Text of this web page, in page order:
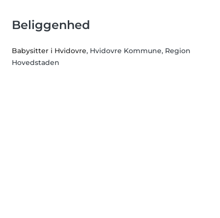
Beliggenhed
Babysitter i Hvidovre, Hvidovre Kommune, Region
Hovedstaden